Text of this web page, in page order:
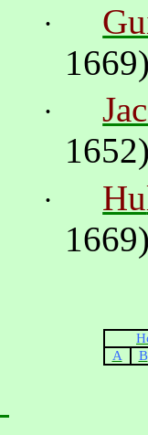
·
1669)
·
1652)
· Hu
1669)
A
B